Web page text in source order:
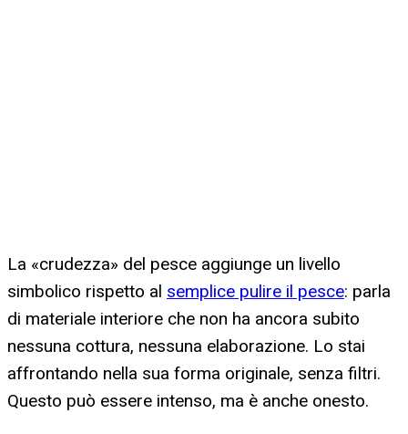
La «crudezza» del pesce aggiunge un livello
simbolico rispetto al semplice pulire il pesce: parla
di materiale interiore che non ha ancora subito
nessuna cottura, nessuna elaborazione. Lo stai
affrontando nella sua forma originale, senza filtri.
Questo può essere intenso, ma è anche onesto.